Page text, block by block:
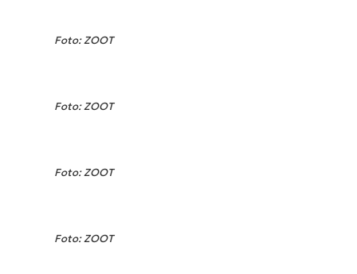
Foto: ZOOT
Foto: ZOOT
Foto: ZOOT
Foto: ZOOT